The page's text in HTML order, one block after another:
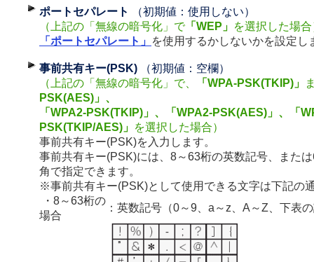
ポートセパレート
（初期値：使用しない）
（上記の「無線の暗号化」で「WEP」 を選択した場
「ポートセパレート」 を使用するかしないかを設定し
事前共有キー(PSK) （初期値：空欄）
（上記の「無線の暗号化」で、
「WPA-PSK(TKIP)」
PSK(AES)」、
「WPA2-PSK(TKIP)」、「WPA2-PSK(AES)」、「
PSK(TKIP/AES)」 を選択した場合）
事前共有キー(PSK)を入力します。
事前共有キー(PSK)には、8～63桁の英数記号、また
角で指定できます。
※事前共有キー(PSK)として使用できる文字は下記の
・8～63桁の
場合
：英数記号（0～9、a～z、A～Z、下表